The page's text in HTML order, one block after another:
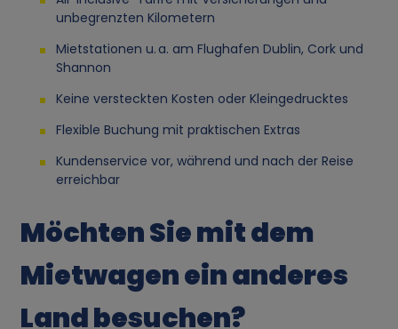
unbegrenzten Kilometern
Mietstationen u. a. am Flughafen Dublin, Cork und
Shannon
Keine versteckten Kosten oder Kleingedrucktes
Flexible Buchung mit praktischen Extras
Kundenservice vor, während und nach der Reise
erreichbar
Möchten Sie mit dem
Mietwagen ein anderes
Land besuchen?
e
r
s